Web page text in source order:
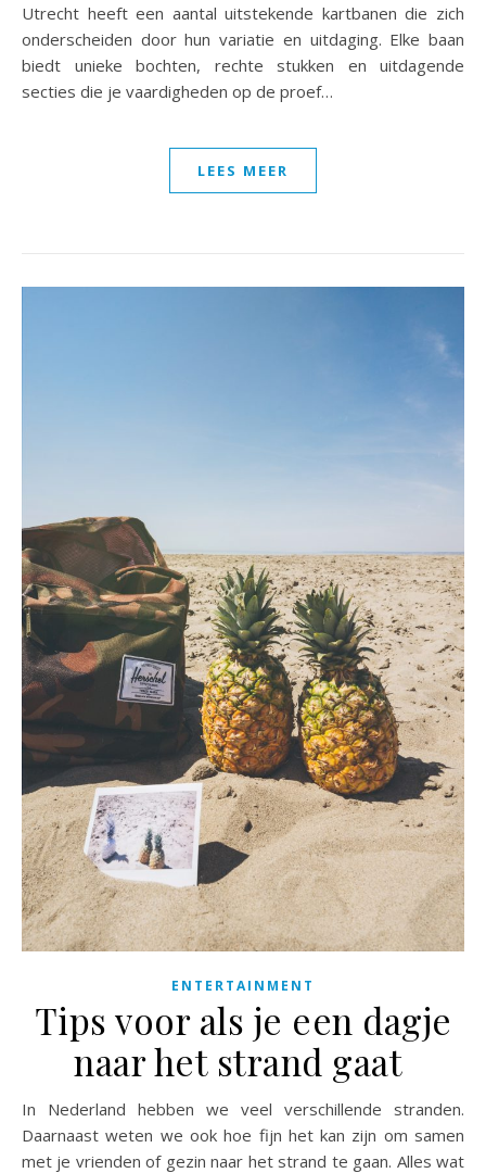
Utrecht heeft een aantal uitstekende kartbanen die zich
onderscheiden door hun variatie en uitdaging. Elke baan
biedt unieke bochten, rechte stukken en uitdagende
secties die je vaardigheden op de proef…
LEES MEER
ENTERTAINMENT
Tips voor als je een dagje
naar het strand gaat
In Nederland hebben we veel verschillende stranden.
Daarnaast weten we ook hoe fijn het kan zijn om samen
met je vrienden of gezin naar het strand te gaan. Alles wat